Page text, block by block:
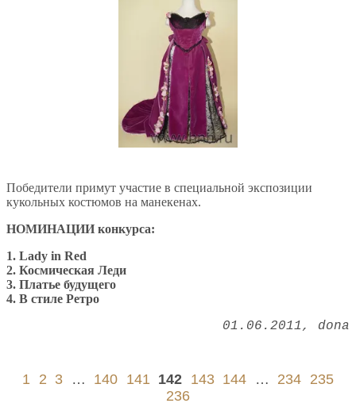
Победители примут участие в специальной экспозиции
кукольных костюмов на манекенах.
НОМИНАЦИИ конкурса:
1. Lady in Red
2. Космическая Леди
3. Платье будущего
4. В стиле Ретро
01.06.2011 dona
1 2 3 … 140 141 142 143 144 … 234 235
236